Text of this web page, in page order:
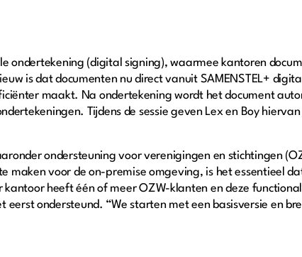
ondertekening (digital signing), waarmee kantoren
is dat documenten nu direct vanuit SAMENSTEL+
maakt. Na ondertekening wordt het document
Tijdens de sessie geven Lex en Boy
ondersteuning voor verenigingen en stichtingen
maken voor de on-premise omgeving, is het essentieel
kantoor heeft één of meer OZW-klanten en deze
ondersteund. “We starten met een basisversie en